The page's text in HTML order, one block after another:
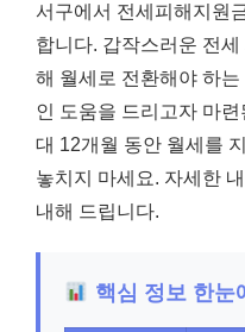
서구에서 전세피해지원
합니다. 갑작스러운 전
해 월세로 전환해야 하
인 도움을 드리고자 마
대 12개월 동안 월세를
놓치지 마세요. 자세한
내해 드립니다.
핵심 정보 한눈